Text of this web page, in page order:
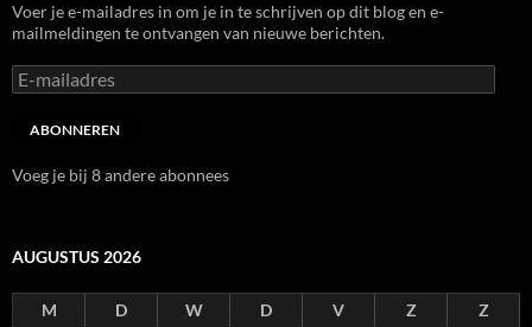
Voer je e-mailadres in om je in te schrijven op dit blog en e-
mailmeldingen te ontvangen van nieuwe berichten.
E-
mailadres
ABONNEREN
Voeg je bij 8 andere abonnees
AUGUSTUS 2026
M D W D V Z
Z